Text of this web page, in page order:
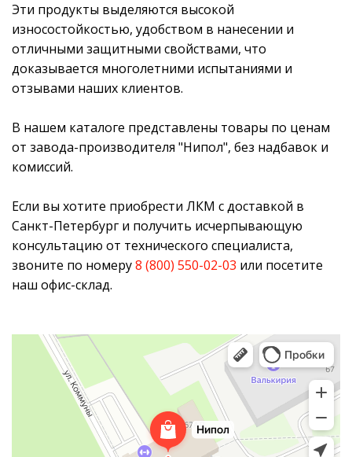
Эти продукты выделяются высокой
износостойкостью, удобством в нанесении и
отличными защитными свойствами, что
доказывается многолетними испытаниями и
отзывами наших клиентов.
В нашем каталоге представлены товары по ценам
от завода-производителя "Нипол", без надбавок и
комиссий.
Если вы хотите приобрести ЛКМ с доставкой в
Санкт-Петербург и получить исчерпывающую
консультацию от технического специалиста,
звоните по номеру8 (800) 550-02-03 или посетите
наш офис-склад.